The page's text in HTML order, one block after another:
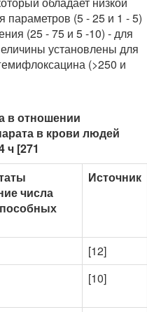
параметров (5 - 25 и 1 - 5)
(25 - 75 и 5 -10) - для
установлены для
(>250 и
в отношении
в крови людей
ч [271
числа
Источник
[12]
[10]